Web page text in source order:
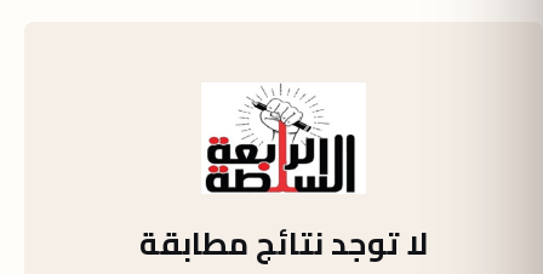
لا توجد نتائج مطابقة